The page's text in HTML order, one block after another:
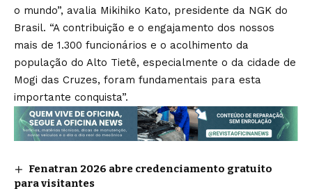
o mundo”, avalia Mikihiko Kato, presidente da NGK do
Brasil. “A contribuição e o engajamento dos nossos
mais de 1.300 funcionários e o acolhimento da
população do Alto Tietê, especialmente o da cidade de
Mogi das Cruzes, foram fundamentais para esta
importante conquista”.
Fenatran 2026 abre credenciamento gratuito
para visitantes